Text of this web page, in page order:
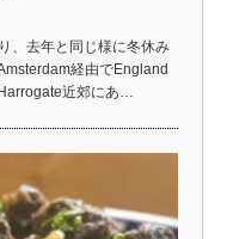
、去年と同じ様に冬休み
経由でEngland
近郊にあ…